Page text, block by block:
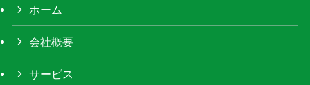
ホーム
会社概要
サービス